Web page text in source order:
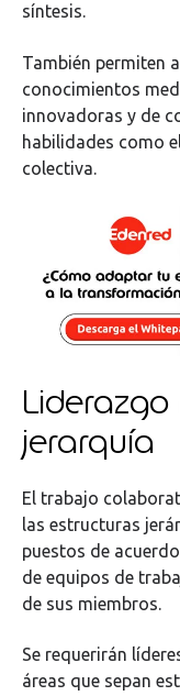
síntesis.
También permiten
conocimientos
innovadoras y de
habilidades como
colectiva.
jerarquía
El trabajo
las estructuras
puestos de
de equipos de
de sus miembros.
Se requerirán
áreas que sepan